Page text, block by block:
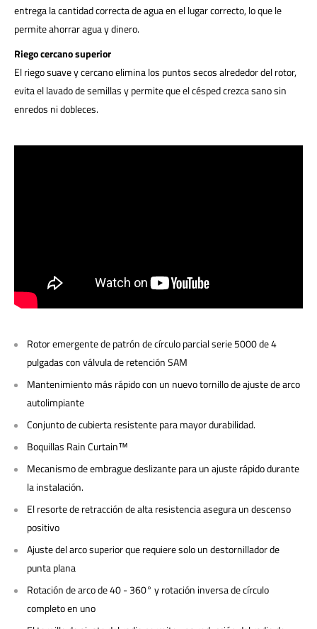
entrega la cantidad correcta de agua en el lugar correcto, lo que le
permite ahorrar agua y dinero.
Riego cercano superior
El riego suave y cercano elimina los puntos secos alrededor del rotor,
evita el lavado de semillas y permite que el césped crezca sano sin
enredos ni dobleces.
Rotor emergente de patrón de círculo parcial serie 5000 de 4
pulgadas con válvula de retención SAM
Mantenimiento más rápido con un nuevo tornillo de ajuste de arco
autolimpiante
Conjunto de cubierta resistente para mayor durabilidad.
Boquillas Rain Curtain™
Mecanismo de embrague deslizante para un ajuste rápido durante
la instalación.
El resorte de retracción de alta resistencia asegura un descenso
positivo
Ajuste del arco superior que requiere solo un destornillador de
punta plana
Rotación de arco de 40 - 360° y rotación inversa de círculo
completo en uno